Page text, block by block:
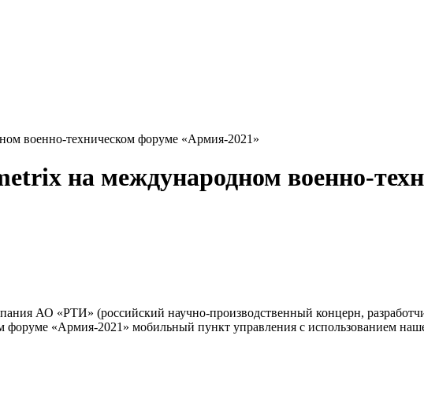
военно-техническом форуме «Армия-2021»
на международном военно-
АО «РТИ» (российский научно-производственный концерн,
форуме «Армия-2021» мобильный пункт управления с использованием